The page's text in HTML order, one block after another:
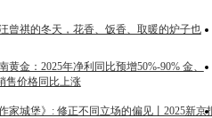
曾祺的冬天，花香、饭香、取暖的炉子也
黄金：2025年净利同比预增50%-90% 金、
售价格同比上涨
家城堡》: 修正不同立场的偏见丨2025新京